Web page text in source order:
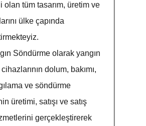
olan tüm tasarım, üretim ve
ülke çapında
Söndürme olarak yangın
dolum, bakımı,
ve söndürme
üretimi, satışı ve satış
gerçekleştirerek